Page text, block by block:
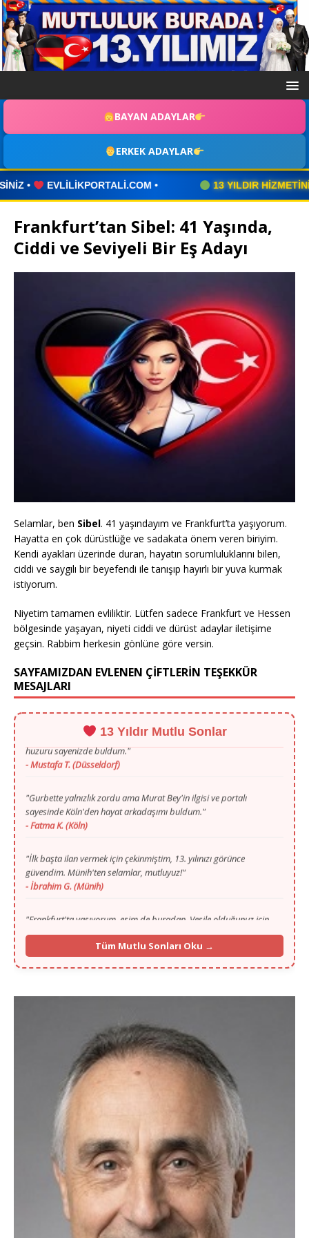
BAYAN ADAYLAR
ERKEK ADAYLAR
13 YILDIR HİZMETİNİZDE• HOŞ GELDİNİZ • YASAL
Frankfurt’tan Sibel: 41 Yaşında,
Ciddi ve Seviyeli Bir Eş Adayı
Selamlar, ben Sibel. 41 yaşındayım ve Frankfurt’ta yaşıyorum.
Hayatta en çok dürüstlüğe ve sadakata önem veren biriyim.
Kendi ayakları üzerinde duran, hayatın sorumluluklarını bilen,
ciddi ve saygılı bir beyefendi ile tanışıp hayırlı bir yuva kurmak
istiyorum.
Niyetim tamamen evliliktir. Lütfen sadece Frankfurt ve Hessen
bölgesinde yaşayan, niyeti ciddi ve dürüst adaylar iletişime
geçsin. Rabbim herkesin gönlüne göre versin.
SAYFAMIZDAN EVLENEN ÇİFTLERİN TEŞEKKÜR
MESAJLARI
13 Yıldır Mutlu Sonlar
"Murat Bey vesilesiyle Berlin'den eşimle tanıştım, 13 yıllık bu tecrübe
her şeyiyle güven veriyor. Teşekkürler!"
"Bu sitedeki ciddiyet başka hiçbir yerde yok. Stuttgart'tan selamlar,
geçen ay evlendik!"
"WhatsApp onayı içimi çok rahatlattı. Düsseldorf'tan aradığım
huzuru sayenizde buldum."
- Mustafa T. (Düsseldorf)
"Gurbette yalnızlık zordu ama Murat Bey'in ilgisi ve portalı
sayesinde Köln'den hayat arkadaşımı buldum."
"İlk başta ilan vermek için çekinmiştim, 13. yılınızı görünce
güvendim. Münih'ten selamlar, mutluyuz!"
"Frankfurt'ta yaşıyorum, eşim de buradan. Vesile olduğunuz için
Allah razı olsun Murat Bey kardeşim."
"Hamburg'un soğuğunda içimizi ısıtan bir yuva kurduk. Her şey için
çok teşekkür ederiz."
- Hülya S. (Hamburg)
Tüm Mutlu Sonları Oku →
Dortmund Emirhan Bey 36 Yaş